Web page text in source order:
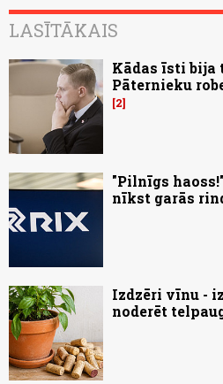
LASĪTĀKAIS
Kādas īsti bija
Pāternieku
2
"Pilnīgs
nīkst garās
Izdzēri vīnu -
noderēt